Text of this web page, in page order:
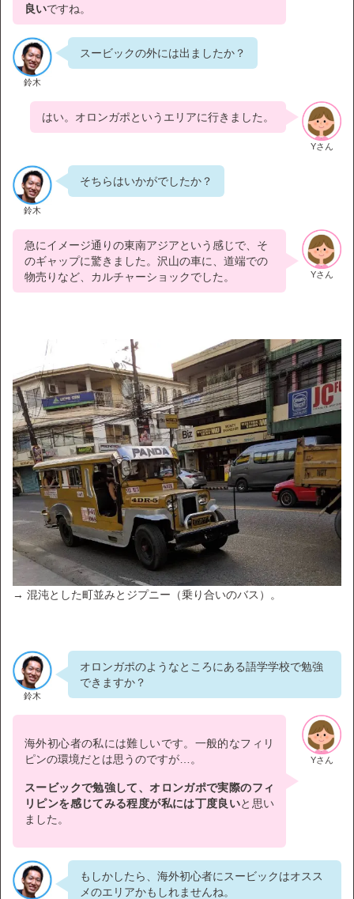
良いですね。
鈴木
スービックの外には出ましたか？
Yさん
はい。オロンガポというエリアに行きました。
鈴木
そちらはいかがでしたか？
Yさん
急にイメージ通りの東南アジアという感じで、そ
のギャップに驚きました。沢山の車に、道端での
物売りなど、カルチャーショックでした。
→ 混沌とした町並みとジプニー（乗り合いのバス）。
鈴木
オロンガポのようなところにある語学学校で勉強
できますか？
Yさん
海外初心者の私には難しいです。一般的なフィリ
ピンの環境だとは思うのですが…。
スービックで勉強して、オロンガポで実際のフィ
リピンを感じてみる程度が私には丁度良いと思い
ました。
もしかしたら、海外初心者にスービックはオスス
メのエリアかもしれませんね。